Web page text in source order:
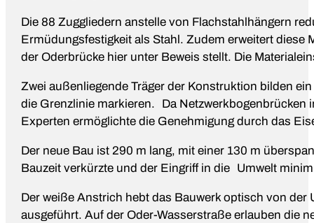
Die 88 Zuggliedern anstelle von Flachstahlhängern
Ermüdungsfestigkeit als Stahl. Zudem erweitert
der Oderbrücke hier unter Beweis stellt. Die
Zwei außenliegende Träger der Konstruktion bilden
die Grenzlinie markieren. Da
Experten ermöglichte die Genehmigung durch das
Der neue Bau ist 290 m lang, mit einer 130 m
Bauzeit verkürzte und der Eingriff in die Umwelt
Der weiße Anstrich hebt das Bauwerk optisch von
ausgeführt. Auf der Oder-Wasserstraße erlauben die